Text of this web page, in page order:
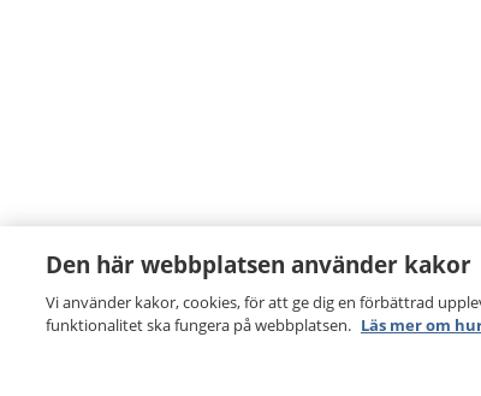
Den här webbplatsen använder kakor
Vi använder kakor, cookies, för att ge dig en förbättrad
funktionalitet ska fungera på webbplatsen. Läs mer om